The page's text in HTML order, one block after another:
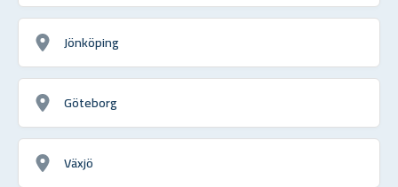
Jönköping
Göteborg
Växjö